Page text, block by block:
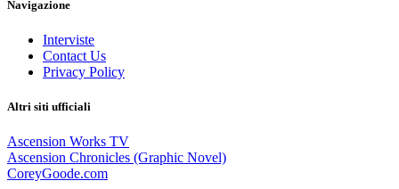
Navigazione
Interviste
Contact Us
Privacy Policy
Altri siti ufficiali
Ascension Works TV
Ascension Chronicles (Graphic Novel)
CoreyGoode.com